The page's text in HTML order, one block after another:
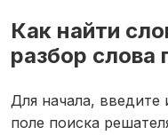
Как найти
разбор слова
Для начала,
поле поиска